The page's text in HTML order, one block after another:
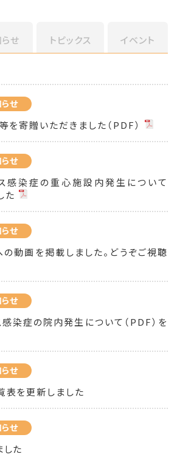
せ トピックス イベント
せ
を寄贈いただきました（PDF）
せ
感染症の重心施設内発生について
た
せ
の動画を掲載しました。どうぞご視聴
せ
染症の院内発生について（PDF）を
せ
を更新しました
せ
た